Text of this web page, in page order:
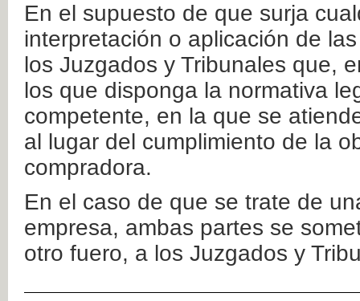
En el supuesto de que surja
interpretación o aplicación de
los Juzgados y Tribunales que,
los que disponga la normativa
competente, en la que se
al lugar del cumplimiento de la
compradora.
En el caso de que se trate de
empresa, ambas partes se
otro fuero, a los Juzgados y